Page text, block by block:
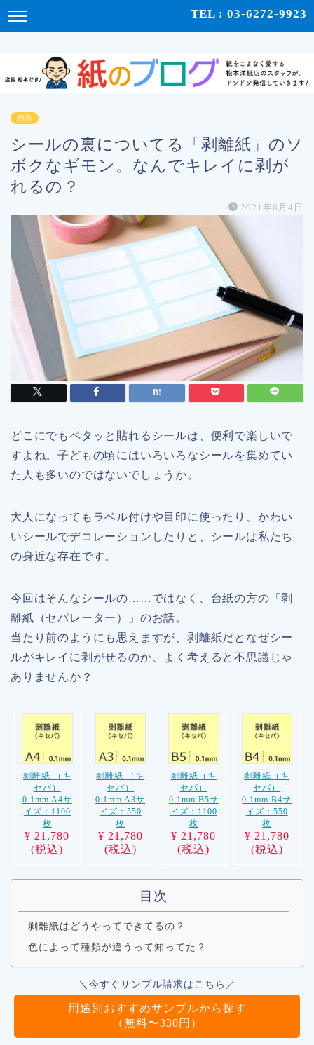
TEL : 03-6272-9923
商品
シールの裏についてる「剥離紙」のソ
ボクなギモン。なんでキレイに剥が
れるの？
2021年6月4日
どこにでもペタッと貼れるシールは、便利で楽しいで
すよね。子どもの頃にはいろいろなシールを集めてい
た人も多いのではないでしょうか。
大人になってもラベル付けや目印に使ったり、かわい
いシールでデコレーションしたりと、シールは私たち
の身近な存在です。
今回はそんなシールの……ではなく、台紙の方の「剥
離紙（セパレーター）」のお話。
当たり前のようにも思えますが、剥離紙だとなぜシー
ルがキレイに剥がせるのか、よく考えると不思議じゃ
ありませんか？
剥離紙 （キ
セパ）
0.1mm A4サ
イズ：1100
枚
¥ 21,780
(税込)
剥離紙 （キ
セパ）
0.1mm A3サ
イズ：550
枚
¥ 21,780
(税込)
剥離紙（キ
セパ）
0.1mm B5サ
イズ：1100
枚
¥ 21,780
(税込)
剥離紙（キ
セパ）
0.1mm B4サ
イズ：550
枚
¥ 21,780
(税込)
目次
剥離紙はどうやってできてるの？
色によって種類が違うって知ってた？
＼今すぐサンプル請求はこちら／
用途別おすすめサンプルから探す
（無料〜330円）